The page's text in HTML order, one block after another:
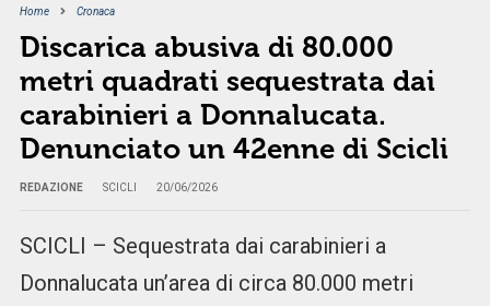
Home Cronaca
Discarica abusiva di 80.000
metri quadrati sequestrata dai
carabinieri a Donnalucata.
Denunciato un 42enne di Scicli
REDAZIONE SCICLI 20/06/2026
SCICLI – Sequestrata dai carabinieri a
Donnalucata un’area di circa 80.000 metri